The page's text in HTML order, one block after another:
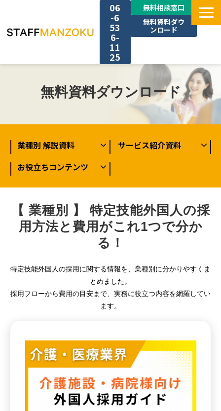
06
-6
53
6-
11
25
無料相談窓口
無料資料ダウ
ンロード
採用事例
サービス一覧
お役立ち情報
無料相談窓口
外食業界採用 【飲食料品製造業向
け】特定技能制度が
まるわかり
業種別資料ダウンロ
ード
無料資料ダウンロード
業種別 解説資料
サービス紹介資料
お役立ちコンテンツ
【 業種別 】 特定技能外国人の採
用方法と費用がこれ1つで分か
る！
特定技能外国人の採用に関する情報を、業種別に分かりやすくま
とめました。
採用フローから費用の目安まで、実務に役立つ内容を網羅してい
ます。